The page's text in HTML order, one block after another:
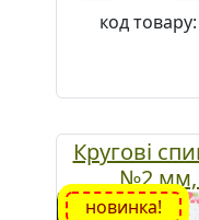
код товару:
Кругові
№2 мм,
новинка!